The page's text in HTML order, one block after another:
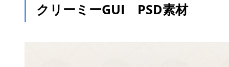
クリーミーGUI PSD素材